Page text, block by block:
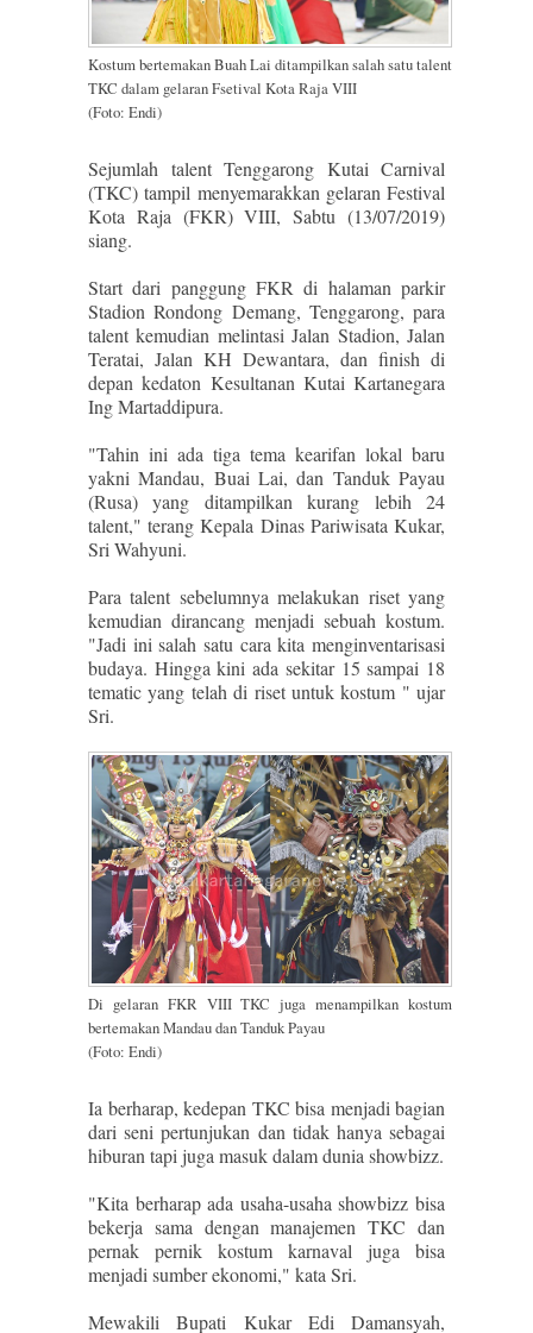
Kostum bertemakan Buah Lai ditampilkan salah satu talent
TKC dalam gelaran Fsetival Kota Raja VIII
(Foto: Endi)
Sejumlah talent Tenggarong Kutai Carnival
(TKC) tampil menyemarakkan gelaran Festival
Kota Raja (FKR) VIII, Sabtu (13/07/2019)
siang.
Start dari panggung FKR di halaman parkir
Stadion Rondong Demang, Tenggarong, para
talent kemudian melintasi Jalan Stadion, Jalan
Teratai, Jalan KH Dewantara, dan finish di
depan kedaton Kesultanan Kutai Kartanegara
Ing Martaddipura.
"Tahin ini ada tiga tema kearifan lokal baru
yakni Mandau, Buai Lai, dan Tanduk Payau
(Rusa) yang ditampilkan kurang lebih 24
talent," terang Kepala Dinas Pariwisata Kukar,
Sri Wahyuni.
Para talent sebelumnya melakukan riset yang
kemudian dirancang menjadi sebuah kostum.
"Jadi ini salah satu cara kita menginventarisasi
budaya. Hingga kini ada sekitar 15 sampai 18
tematic yang telah di riset untuk kostum " ujar
Sri.
Di gelaran FKR VIII TKC juga menampilkan kostum
bertemakan Mandau dan Tanduk Payau
(Foto: Endi)
Ia berharap, kedepan TKC bisa menjadi bagian
dari seni pertunjukan dan tidak hanya sebagai
hiburan tapi juga masuk dalam dunia showbizz.
"Kita berharap ada usaha-usaha showbizz bisa
bekerja sama dengan manajemen TKC dan
pernak pernik kostum karnaval juga bisa
menjadi sumber ekonomi," kata Sri.
Mewakili Bupati Kukar Edi Damansyah,